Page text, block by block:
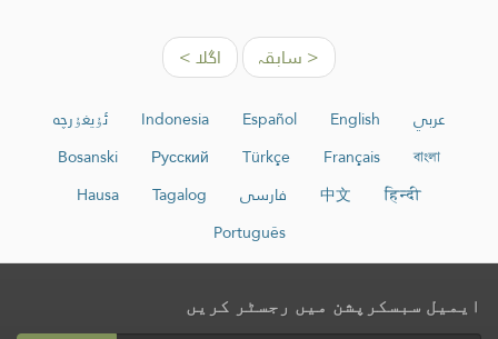
< سابقہ اگلا >
عربي English
Español
Indonesia
ئۇيغۇرچە
বাংলা
Français
Türkçe
Русский
Bosanski
हिन्दी
中文 فارسی Tagalog
Hausa
Português
ایمیل سبسکرپشن میں رجسٹر کریں